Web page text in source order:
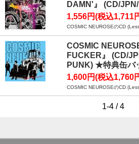
DAMN'』 (CD/
1,556円(税込1,711
COSMIC NEUROSEのCD
COSMIC
FUCKER』 (CD/
PUNK) ★特典缶バ
1,600円(税込1,760
COSMIC NEUROSEのCD
1-4 / 4